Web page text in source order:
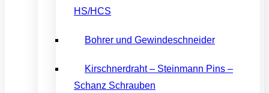
HS/HCS
Bohrer und Gewindeschneider
Kirschnerdraht – Steinmann Pins –
Schanz Schrauben